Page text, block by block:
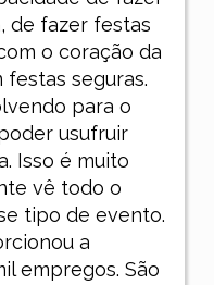
de fazer festas
o coração da
seguras.
para o
usufruir
Isso é muito
vê todo o
tipo de evento.
a
empregos. São